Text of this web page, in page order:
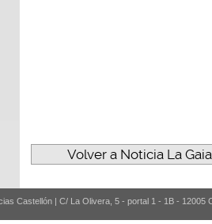
Volver a Noticia La
Castellón | C/ La Olivera, 5 - portal 1 - 1B - 12005